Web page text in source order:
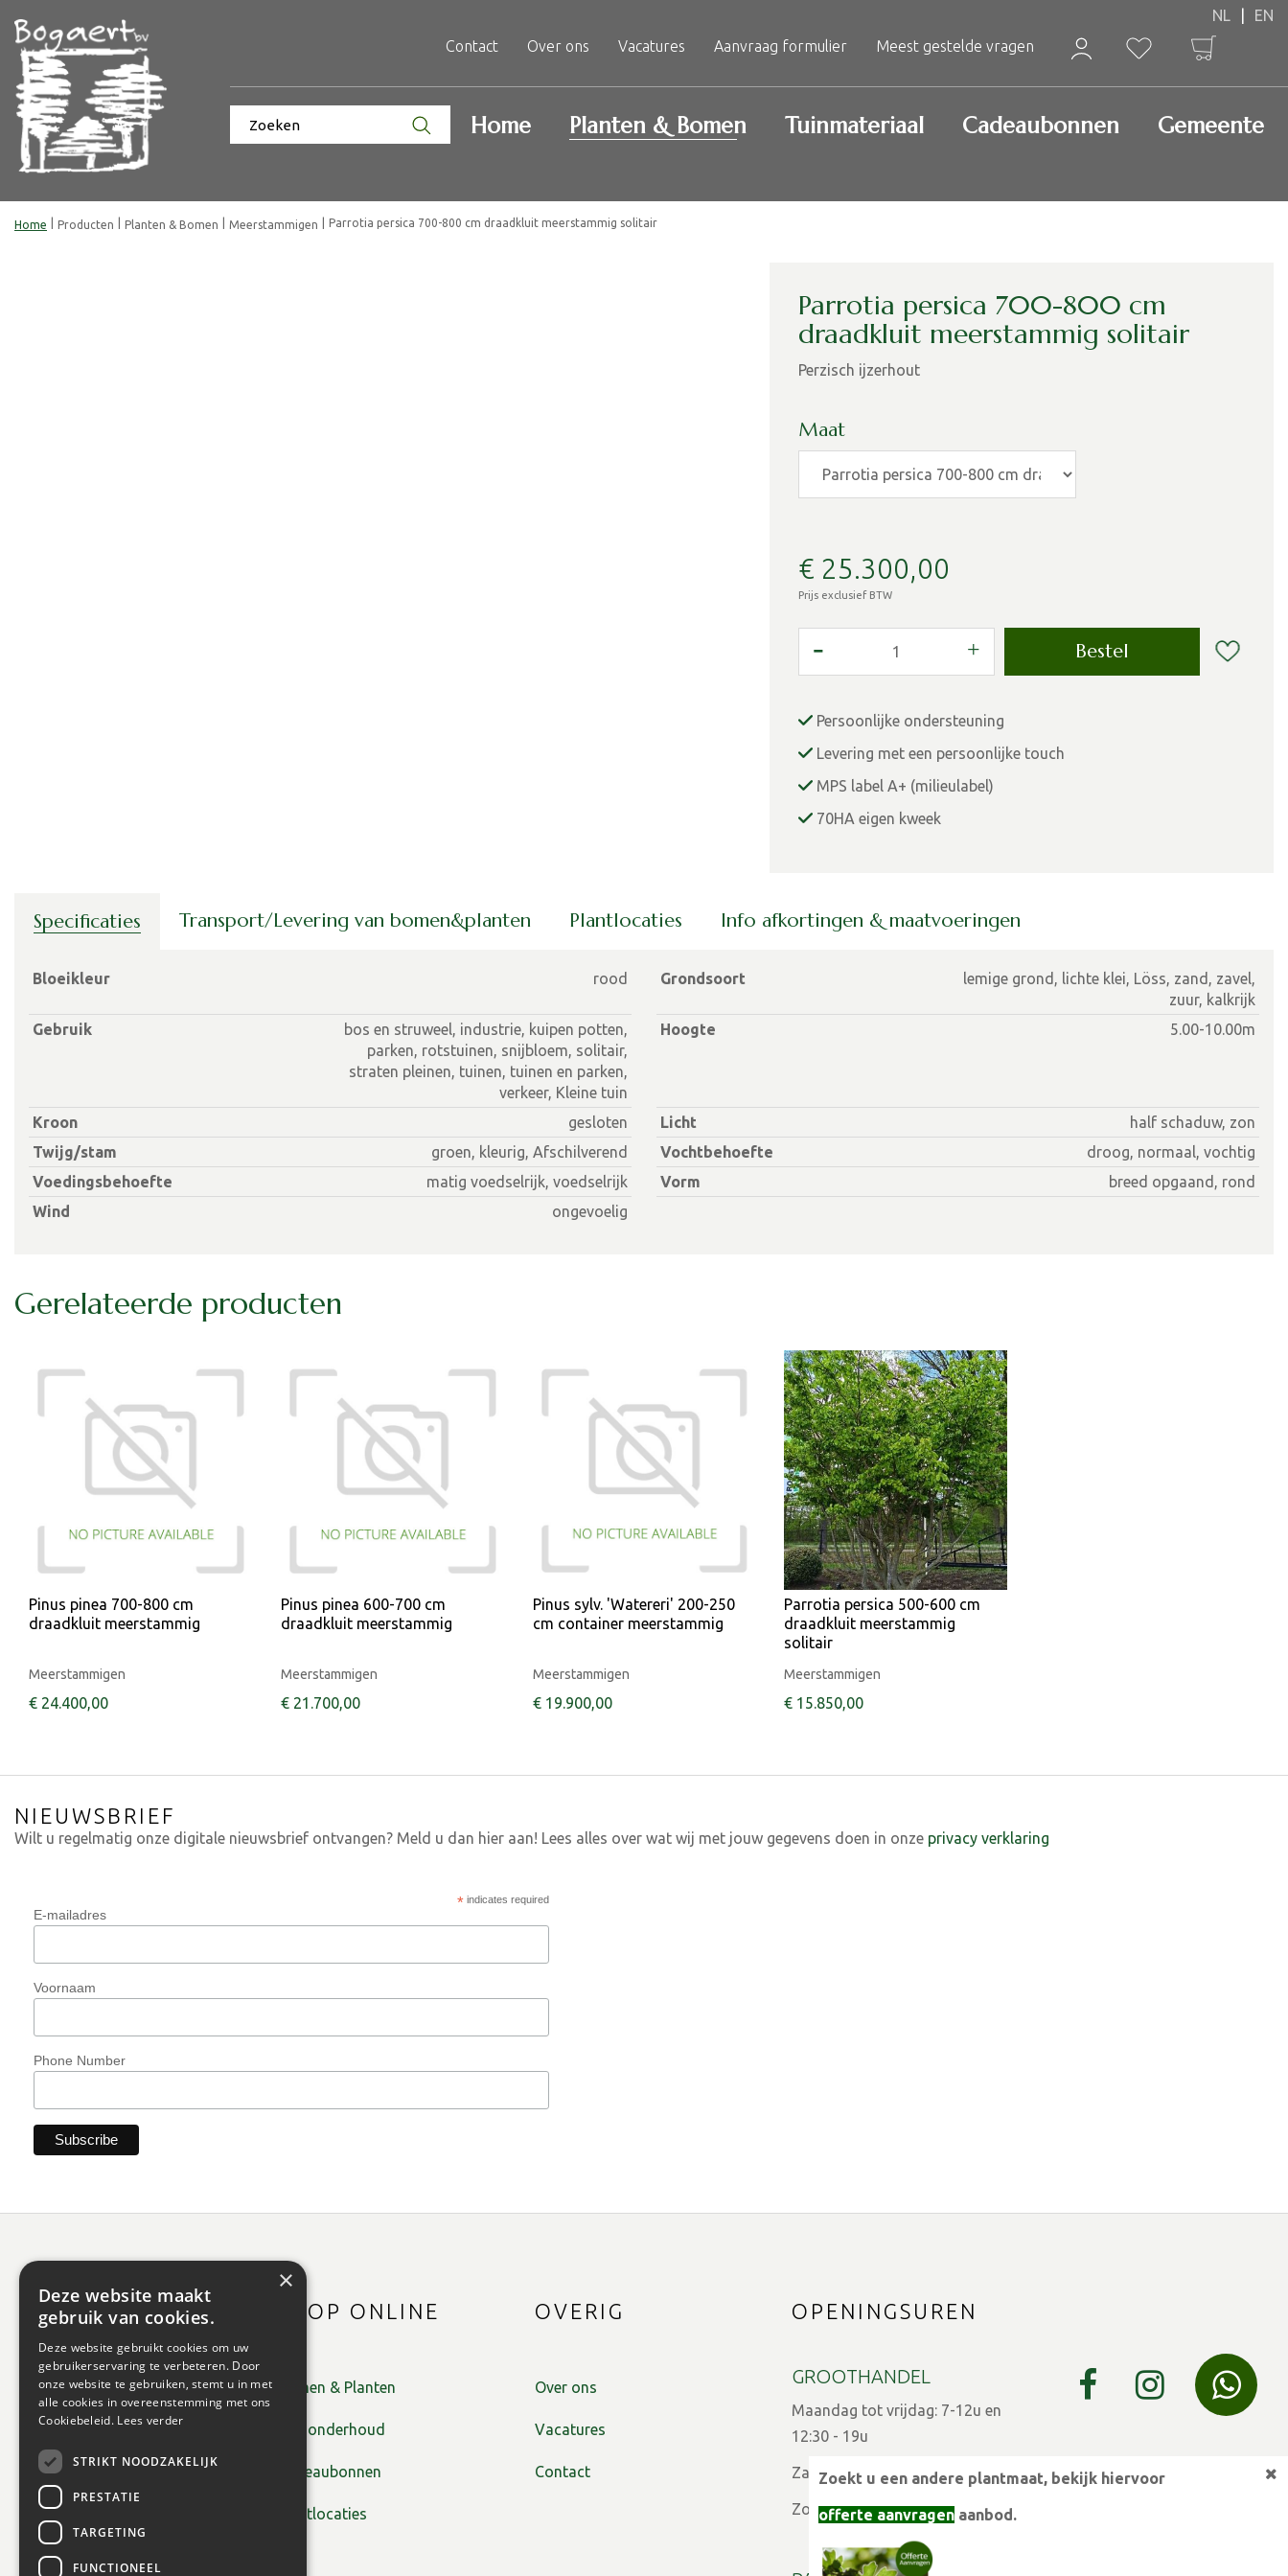
naar
content
Home Producten Planten & Bomen Meerstammigen Parrotia persica 700-800 cm draadkluit meerstammig solitair
Contact Over ons Vacatures Aanvraag formulier Meest gestelde vragen
Home Planten & Bomen Tuinmateriaal Cadeaubonnen Gemeente
Parrotia persica 700-800 cm
draadkluit meerstammig solitair
Perzisch ijzerhout
Maat
€ 25.300,00
Prijs exclusief BTW
Persoonlijke ondersteuning
Levering met een persoonlijke touch
MPS label A+ (milieulabel)
70HA eigen kweek
Specificaties Transport/Levering van bomen&planten Plantlocaties Info afkortingen & maatvoeringen
Bloeikleur rood Grondsoort
lemige grond, lichte klei, Löss, zand, zavel,
zuur, kalkrijk
Gebruik
bos en struweel, industrie, kuipen potten,
parken, rotstuinen, snijbloem, solitair,
straten pleinen, tuinen, tuinen en parken,
verkeer, Kleine tuin
Hoogte 5.00-10.00m
Kroon gesloten Licht
half schaduw, zon
Twijg/stam
groen, kleurig, Afschilverend Vochtbehoefte
droog, normaal, vochtig
Voedingsbehoefte
matig voedselrijk, voedselrijk Vorm
breed opgaand, rond
Wind
ongevoelig
Gerelateerde producten
Pinus pinea 700-800 cm
draadkluit meerstammig
Meerstammigen
€ 24.400,00
Pinus pinea 600-700 cm
draadkluit meerstammig
Meerstammigen
€ 21.700,00
Pinus sylv. 'Watereri' 200-250
cm container meerstammig
Meerstammigen
€ 19.900,00
Parrotia persica 500-600 cm
draadkluit meerstammig
solitair
Meerstammigen
€ 15.850,00
NIEUWSBRIEF
Wilt u regelmatig onze digitale nieuwsbrief ontvangen? Meld u dan hier aan! Lees alles over wat wij met jouw gegevens doen in onze privacy verklaring
*indicates required
E-mailadres
Voornaam
Phone Number
SHOP ONLINE
Bomen & Planten
Tuinonderhoud
Cadeaubonnen
Plantlocaties
OVERIG
Over ons
Vacatures
Contact
OPENINGSUREN
GROOTHANDEL
Maandag tot vrijdag: 7-12u en
12:30 - 19u
Zaterdag: 7-12u en 13-15u
Zon- en feestdagen gesloten
Zoekt u een andere plantmaat, bekijk hiervoor
offerte aanvragen aanbod.
×
Deze website maakt
gebruik van cookies.
Deze website gebruikt cookies om uw
gebruikerservaring te verbeteren. Door
onze website te gebruiken, stemt u in met
alle cookies in overeenstemming met ons
Cookiebeleid. Lees verder
STRIKT NOODZAKELIJK
PRESTATIE
TARGETING
FUNCTIONEEL